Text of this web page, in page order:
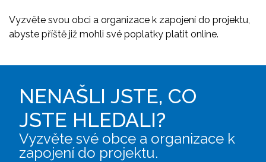
Vyzvěte svou obci a organizace k zapojení do projektu,
abyste příště již mohli své poplatky platit online.
NENAŠLI JSTE, CO
JSTE HLEDALI?
Vyzvěte své obce a organizace k
zapojení do projektu.